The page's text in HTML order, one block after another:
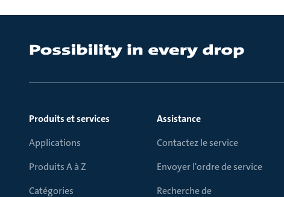
Produits et services
Applications
Produits A à Z
Catégories
Assistance
Contactez le service
Envoyer l'ordre de service
Recherche de